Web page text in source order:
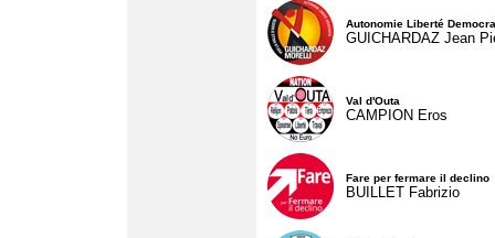
Autonomie Liberté
GUICHARDAZ Jean
Val d'Outa
CAMPION Eros
Fare per fermare il declino
BUILLET Fabrizio